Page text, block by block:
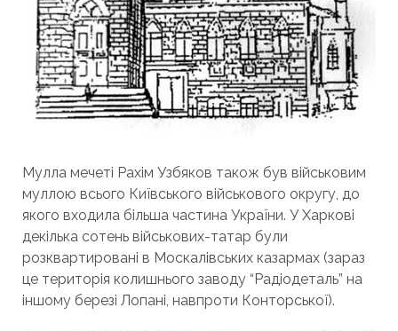
Мулла мечеті Рахім Узбяков також був військовим
муллою всього Київського військового округу, до
якого входила більша частина України. У Харкові
декілька сотень військових-татар були
розквартировані в Москалівських казармах (зараз
це територія колишнього заводу “Радіодеталь” на
іншому березі Лопані, навпроти Конторської).